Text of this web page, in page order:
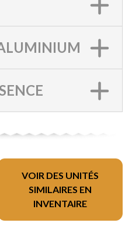
VOIR DES UNITÉS
SIMILAIRES EN
INVENTAIRE